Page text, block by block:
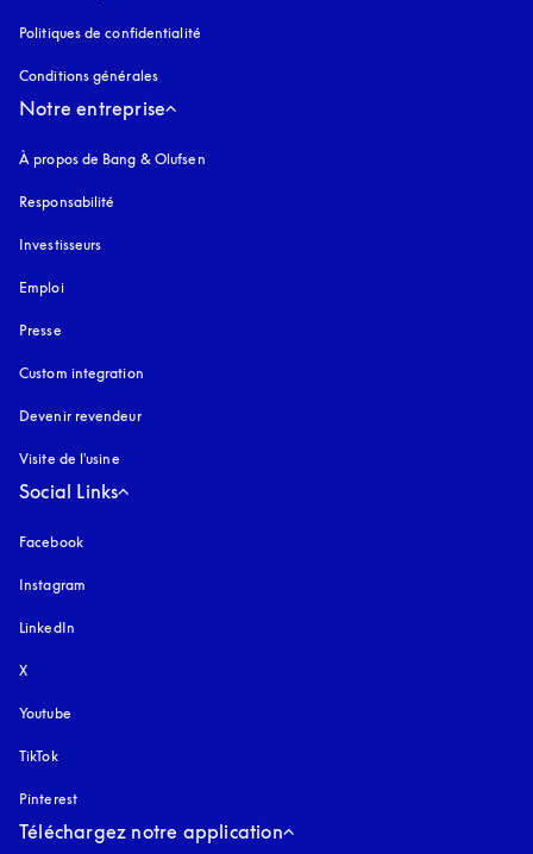
Politiques de confidentialité
Conditions générales
Notre entreprise
À propos de Bang & Olufsen
Responsabilité
Investisseurs
Emploi
Presse
Custom integration
Devenir revendeur
Visite de l'usine
Social Links
Facebook
Instagram
LinkedIn
X
Youtube
TikTok
Pinterest
Téléchargez notre application